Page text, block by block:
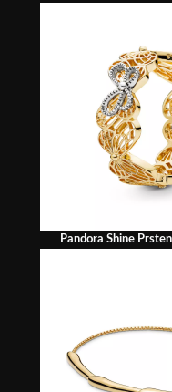
Pandora Shine